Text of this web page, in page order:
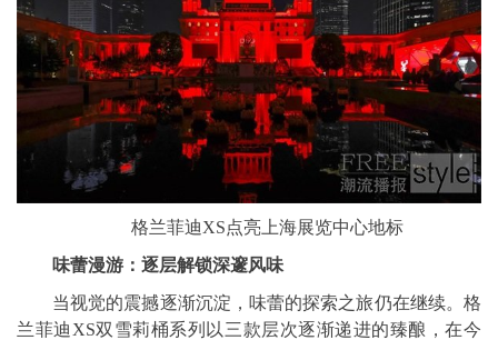
格兰菲迪XS点亮上海展览中心地标
味蕾漫游： 逐层解锁深邃风味
当视觉的震撼逐渐沉淀，味蕾的探索之旅仍在继续。格
兰菲迪XS双雪莉桶系列以三款层次逐渐递进的臻酿，在今